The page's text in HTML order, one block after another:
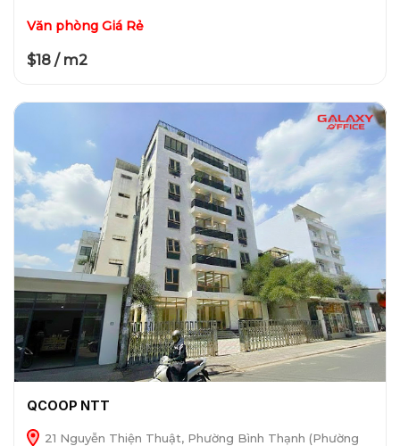
Văn phòng Giá Rẻ
$18 / m2
QCOOP NTT
21 Nguyễn Thiện Thuật, Phường Bình Thạnh (Phường